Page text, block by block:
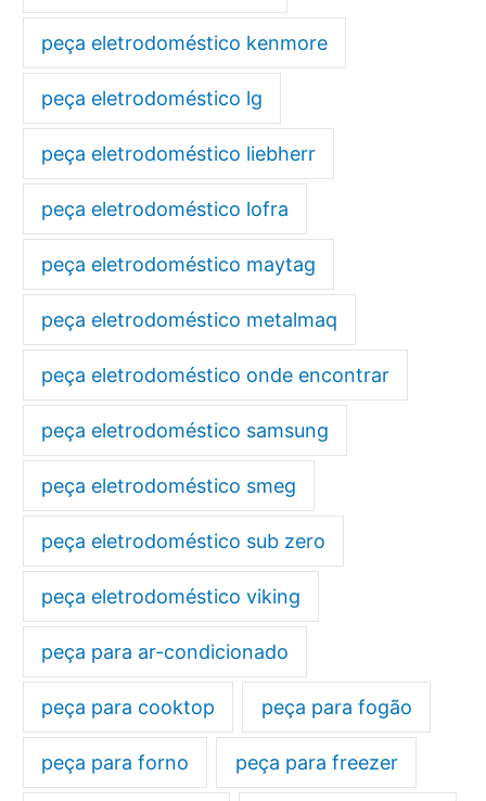
peça eletrodoméstico kenmore
peça eletrodoméstico lg
peça eletrodoméstico liebherr
peça eletrodoméstico lofra
peça eletrodoméstico maytag
peça eletrodoméstico metalmaq
peça eletrodoméstico onde encontrar
peça eletrodoméstico samsung
peça eletrodoméstico smeg
peça eletrodoméstico sub zero
peça eletrodoméstico viking
peça para ar-condicionado
peça para cooktop peça para fogão
peça para forno peça para freezer